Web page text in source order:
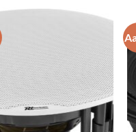
Toevoegen
aan
wenslijst